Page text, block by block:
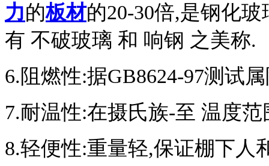
力的板材的20-30倍,是钢化玻
有 不破玻璃 和 响钢 之美称.
6.阻燃性:据GB8624-97测试
7.耐温性:在摄氏族-至 温度范
8.轻便性:重量轻,保证棚下人